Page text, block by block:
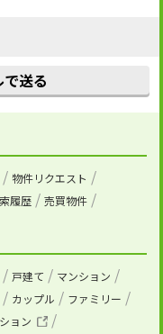
送る
物件リクエスト
履歴 売買物件
戸建て
マンション
カップル
ファミリー
ョン